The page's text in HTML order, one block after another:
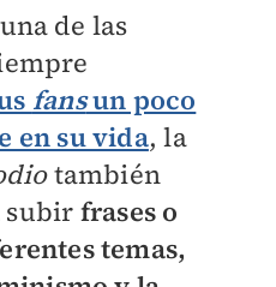
de las
fansun poco
en su vida, la
también
subir frases o
temas,